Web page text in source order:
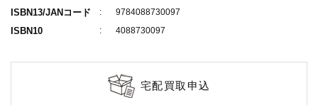
ISBN13/JANコード 9784088730097
ISBN10 4088730097
宅配買取申込